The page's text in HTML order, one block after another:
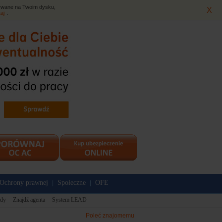
X
na Twoim dysku,
Ochrony prawnej Społeczne OFE
Znajdź agenta System LEAD
Poleć znajomemu